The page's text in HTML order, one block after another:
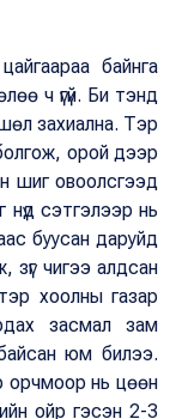
байнга
ч үгүй. Би тэнд
захиална. Тэр
орой дээр
шиг овоолсгээд
нүд сэтгэлээр нь
буусан даруйд
чигээ алдсан
хоолны газар
засмал зам
юм билээ.
орчмоор нь цөөн
ойр гэсэн 2-3